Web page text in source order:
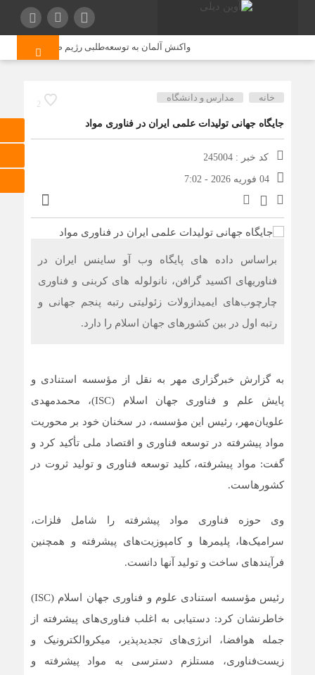
واکنش آلمان به توسعه‌طلبی رژیم صهیونیستی در
2
خانه مدارس و دانشگاه
جایگاه جهانی تولیدات علمی ایران در فناوری مواد
کد خبر : 245004
04 فوریه 2026 - 7:02
براساس داده های پایگاه وب آو ساینس ایران در
فناوریهای اکسید گرافن، نانولوله های کربنی و فناوری
چارچوب‌های ایمیدازولات زئولیتی رتبه پنجم جهانی و
رتبه اول در بین کشورهای جهان اسلام را دارد.
به گزارش خبرگزاری مهر به نقل از مؤسسه استنادی و
پایش علم و فناوری جهان اسلام (ISC)، محمدمهدی
علویان‌مهر، رئیس این مؤسسه، در سخنان خود بر محوریت
مواد پیشرفته در توسعه فناوری و اقتصاد ملی تأکید کرد و
گفت: مواد پیشرفته، کلید توسعه فناوری و تولید ثروت در
کشورهاست.
وی حوزه فناوری مواد پیشرفته را شامل فلزات،
سرامیک‌ها، پلیمرها و کامپوزیت‌های پیشرفته و همچنین
فرآیندهای ساخت و تولید آنها دانست.
رئیس مؤسسه استنادی علوم و فناوری جهان اسلام (ISC)
خاطرنشان کرد: دستیابی به اغلب فناوری‌های پیشرفته از
جمله هوافضا، انرژی‌های تجدیدپذیر، میکروالکترونیک و
زیست‌فناوری، مستلزم دسترسی به مواد پیشرفته و